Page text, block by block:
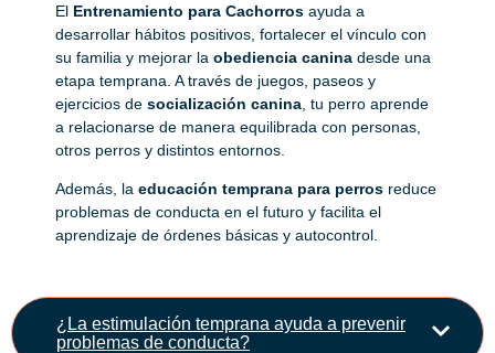
El Entrenamiento para Cachorros ayuda a
desarrollar hábitos positivos, fortalecer el vínculo con
su familia y mejorar la obediencia canina desde una
etapa temprana. A través de juegos, paseos y
ejercicios de socialización canina , tu perro aprende
a relacionarse de manera equilibrada con personas,
otros perros y distintos entornos.
Además, la educación temprana para perros reduce
problemas de conducta en el futuro y facilita el
aprendizaje de órdenes básicas y autocontrol.
¿La estimulación temprana ayuda a prevenir
problemas de conducta?